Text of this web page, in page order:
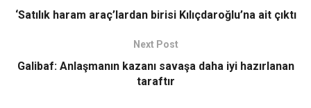
‘Satılık haram araç’lardan birisi Kılıçdaroğlu’na ait çıktı
Next Post
Galibaf: Anlaşmanın kazanı savaşa daha iyi hazırlanan
taraftır